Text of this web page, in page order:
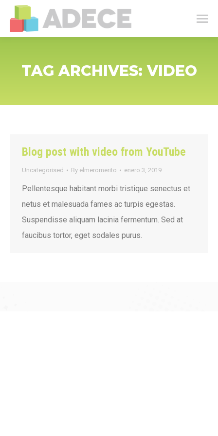
TAG ARCHIVES:VIDEO
Blog post with video from YouTube
Uncategorised By elmeromerito enero 3, 2019
Pellentesque habitant morbi tristique senectus et
netus et malesuada fames ac turpis egestas.
Suspendisse aliquam lacinia fermentum. Sed at
faucibus tortor, eget sodales purus.